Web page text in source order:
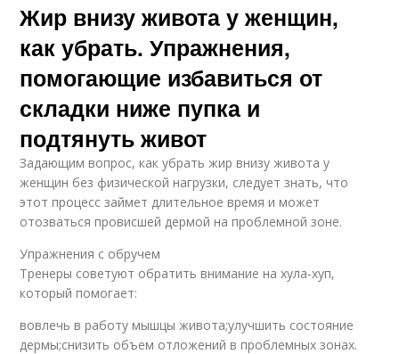
Жир внизу живота у женщин,
как убрать. Упражнения,
помогающие избавиться от
складки ниже пупка и
подтянуть живот
Задающим вопрос, как убрать жир внизу живота у
женщин без физической нагрузки, следует знать, что
этот процесс займет длительное время и может
отозваться провисшей дермой на проблемной зоне.
Упражнения с обручем
Тренеры советуют обратить внимание на хула-хуп,
который помогает:
вовлечь в работу мышцы живота;улучшить состояние
дермы;снизить объем отложений в проблемных зонах.